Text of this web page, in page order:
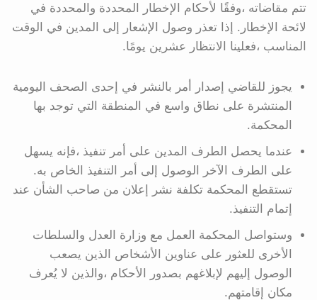
تتم مقاضاته ،وفقًا لأحكام الإخطار المحددة والمحددة في
لائحة الإخطار. إذا تعذر وصول الإشعار إلى المدين في الوقت
المناسب ،فعلينا الانتظار عشرين يومًا.
يجوز للقاضي إصدار أمر بالنشر في إحدى الصحف اليومية
المنتشرة على نطاق واسع في المنطقة التي توجد بها
المحكمة.
عندما يحصل الطرف المدين على أمر تنفيذ ،فإنه يسهل
على الطرف الآخر الوصول إلى أمر التنفيذ الخاص به.
تستقطع المحكمة تكلفة نشر إعلان من صاحب الشأن عند
إتمام التنفيذ.
وستواصل المحكمة العمل مع وزارة العدل والسلطات
الأخرى للعثور على عناوين الأشخاص الذين يصعب
الوصول إليهم لإبلاغهم بصدور الأحكام ،والذين لا يُعرف
مكان إقامتهم.